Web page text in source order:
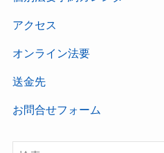
アクセス
オンライン法要
送金先
お問合せフォーム